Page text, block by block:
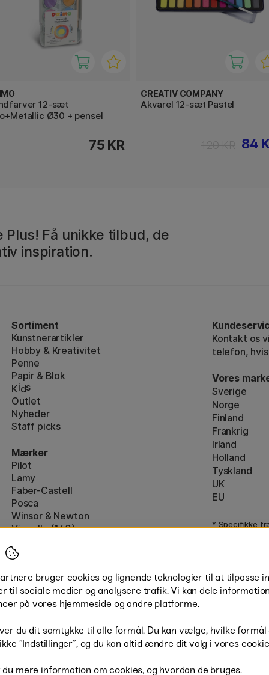
12-sæt
Ø30 + pensel
75 KR
CREATIV COMPANY
Akvarel 12-sæt Pastel
84
Plus! Få unikke tilbud, de
inspiration.
Sortiment
Kunstnerartikler
Hobby & Kreativitet
Penne
Papir & Blok
Kids
Outlet
Nyheder
Staff picks
Mærker
Pilot
Lamy
Faber-Castell
Posca
Winsor & Newton
Visa alle (160)
Kontakt os
telefon,
Vores
Sverige
Norge
Finland
Frankrig
Irland
Holland
Tyskland
UK
EU
* Specifikke
og sikkert
bruger cookies og lignende teknologier til at tilpasse
til sociale medier og analysere trafik. Vi kan dele
på vores hjemmeside og andre platforme.
du dit samtykke til alle formål. Du kan vælge, hvilke formål
”Indstillinger”, og du kan altid ændre dit valg i vores
mere information om cookies, og hvordan de bruges.